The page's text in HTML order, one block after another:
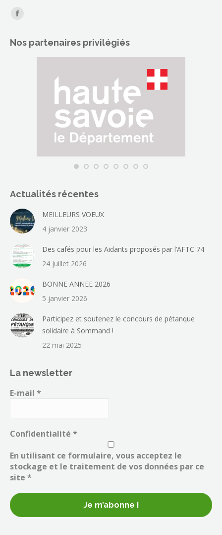
Trouvez nous sur :
La
Facebook
s'ouvre
Nos partenaires privilégiés
Actualités récentes
MEILLEURS VOEUX
4 janvier 2023
Des cafés pour les Aidants proposés par l’AFTC 74
24 juillet 2026
BONNE ANNEE 2026
5 janvier 2026
Participez et soutenez le concours de pétanque
solidaire à Sommand !
22 mai 2025
La newsletter
E-mail *
Confidentialité *
En utilisant ce formulaire, vous acceptez le
stockage et le traitement de vos données par ce
site *